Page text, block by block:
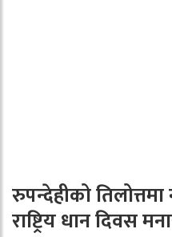
रुपन्देहीको
राष्ट्रिय धान दिवस